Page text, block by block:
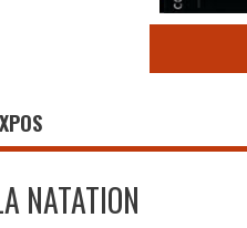
NATATION